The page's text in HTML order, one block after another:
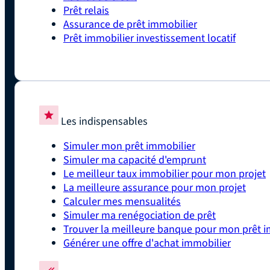
Prêt relais
Assurance de prêt immobilier
Prêt immobilier investissement locatif
Les indispensables
Simuler mon prêt immobilier
Simuler ma capacité d'emprunt
Le meilleur taux immobilier pour mon projet
La meilleure assurance pour mon projet
Calculer mes mensualités
Simuler ma renégociation de prêt
Trouver la meilleure banque pour mon prêt
Générer une offre d'achat immobilier